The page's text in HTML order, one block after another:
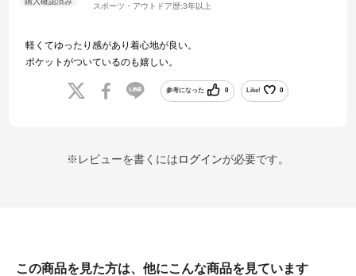
スポーツ・アウトドア歴:3年以上
軽くてゆったり感があり着心地が良い。
ポケットがついているのも嬉しい。
参考になった 0 Like! 0
※レビューを書くにはログインが必要です。
この商品を見た方は、他にこんな商品を見ています